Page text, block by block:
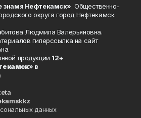
знамя Нефтекамск». Общественно-
округа город Нефтекамск.
Людмила Валерьяновна.
гиперссылка на сайт
продукции 12+
» в
данных